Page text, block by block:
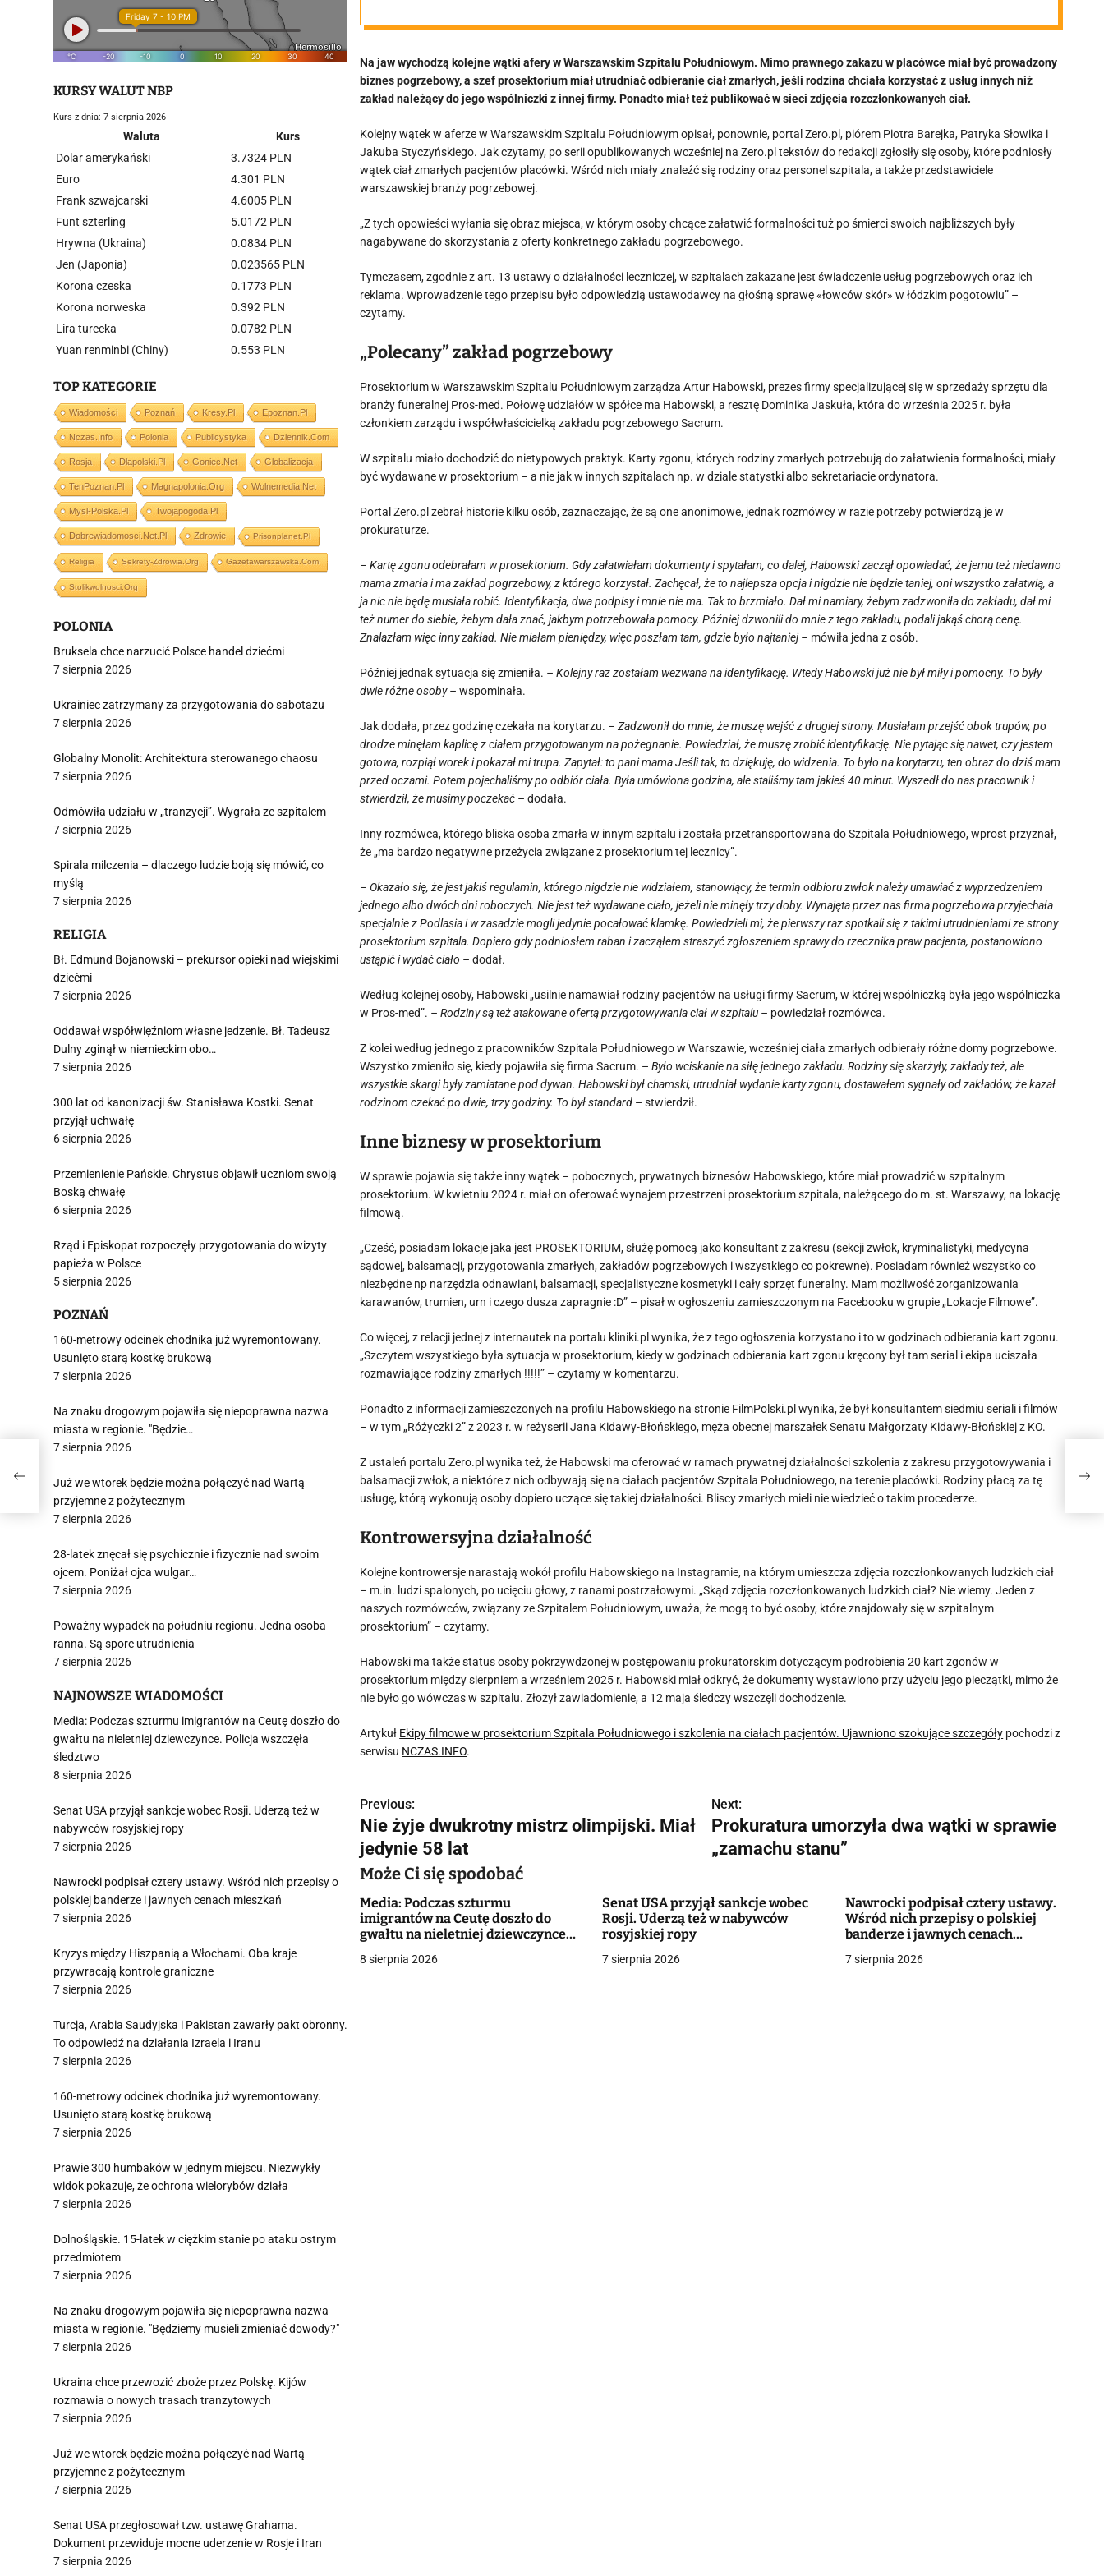
Na jaw wychodzą kolejne wątki afery w Warszawskim Szpitalu Południowym. Mimo prawnego zakazu w placówce miał być prowadzony
biznes pogrzebowy, a szef prosektorium miał utrudniać odbieranie ciał zmarłych, jeśli rodzina chciała korzystać z usług innych niż
zakład należący do jego wspólniczki z innej firmy. Ponadto miał też publikować w sieci zdjęcia rozczłonkowanych ciał.
Kolejny wątek w aferze w Warszawskim Szpitalu Południowym opisał, ponownie, portal Zero.pl, piórem Piotra Barejka, Patryka Słowika i
Jakuba Styczyńskiego. Jak czytamy, po serii opublikowanych wcześniej na Zero.pl tekstów do redakcji zgłosiły się osoby, które podniosły
wątek ciał zmarłych pacjentów placówki. Wśród nich miały znaleźć się rodziny oraz personel szpitala, a także przedstawiciele
warszawskiej branży pogrzebowej.
„Z tych opowieści wyłania się obraz miejsca, w którym osoby chcące załatwić formalności tuż po śmierci swoich najbliższych były
nagabywane do skorzystania z oferty konkretnego zakładu pogrzebowego.
Tymczasem, zgodnie z art. 13 ustawy o działalności leczniczej, w szpitalach zakazane jest świadczenie usług pogrzebowych oraz ich
reklama. Wprowadzenie tego przepisu było odpowiedzią ustawodawcy na głośną sprawę «łowców skór» w łódzkim pogotowiu” –
czytamy.
„Polecany” zakład pogrzebowy
Prosektorium w Warszawskim Szpitalu Południowym zarządza Artur Habowski, prezes firmy specjalizującej się w sprzedaży sprzętu dla
branży funeralnej Pros-med. Połowę udziałów w spółce ma Habowski, a resztę Dominika Jaskuła, która do września 2025 r. była
członkiem zarządu i współwłaścicielką zakładu pogrzebowego Sacrum.
W szpitalu miało dochodzić do nietypowych praktyk. Karty zgonu, których rodziny zmarłych potrzebują do załatwienia formalności, miały
być wydawane w prosektorium – a nie jak w innych szpitalach np. w dziale statystki albo sekretariacie ordynatora.
Portal Zero.pl zebrał historie kilku osób, zaznaczając, że są one anonimowe, jednak rozmówcy w razie potrzeby potwierdzą je w
prokuraturze.
– Kartę zgonu odebrałam w prosektorium. Gdy załatwiałam dokumenty i spytałam, co dalej, Habowski zaczął opowiadać, że jemu też niedawno
mama zmarła i ma zakład pogrzebowy, z którego korzystał. Zachęcał, że to najlepsza opcja i nigdzie nie będzie taniej, oni wszystko załatwią, a
ja nic nie będę musiała robić. Identyfikacja, dwa podpisy i mnie nie ma. Tak to brzmiało. Dał mi namiary, żebym zadzwoniła do zakładu, dał mi
też numer do siebie, żebym dała znać, jakbym potrzebowała pomocy. Później dzwonili do mnie z tego zakładu, podali jakąś chorą cenę.
Znalazłam więc inny zakład. Nie miałam pieniędzy, więc poszłam tam, gdzie było najtaniej – mówiła jedna z osób.
Później jednak sytuacja się zmieniła. – Kolejny raz zostałam wezwana na identyfikację. Wtedy Habowski już nie był miły i pomocny. To były
dwie różne osoby – wspominała.
Jak dodała, przez godzinę czekała na korytarzu. – Zadzwonił do mnie, że muszę wejść z drugiej strony. Musiałam przejść obok trupów, po
drodze minęłam kaplicę z ciałem przygotowanym na pożegnanie. Powiedział, że muszę zrobić identyfikację. Nie pytając się nawet, czy jestem
gotowa, rozpiął worek i pokazał mi trupa. Zapytał: to pani mama Jeśli tak, to dziękuję, do widzenia. To było na korytarzu, ten obraz do dziś mam
przed oczami. Potem pojechaliśmy po odbiór ciała. Była umówiona godzina, ale staliśmy tam jakieś 40 minut. Wyszedł do nas pracownik i
stwierdził, że musimy poczekać – dodała.
Inny rozmówca, którego bliska osoba zmarła w innym szpitalu i została przetransportowana do Szpitala Południowego, wprost przyznał,
że „ma bardzo negatywne przeżycia związane z prosektorium tej lecznicy”.
– Okazało się, że jest jakiś regulamin, którego nigdzie nie widziałem, stanowiący, że termin odbioru zwłok należy umawiać z wyprzedzeniem
jednego albo dwóch dni roboczych. Nie jest też wydawane ciało, jeżeli nie minęły trzy doby. Wynajęta przez nas firma pogrzebowa przyjechała
specjalnie z Podlasia i w zasadzie mogli jedynie pocałować klamkę. Powiedzieli mi, że pierwszy raz spotkali się z takimi utrudnieniami ze strony
prosektorium szpitala. Dopiero gdy podniosłem raban i zacząłem straszyć zgłoszeniem sprawy do rzecznika praw pacjenta, postanowiono
ustąpić i wydać ciało – dodał.
Według kolejnej osoby, Habowski „usilnie namawiał rodziny pacjentów na usługi firmy Sacrum, w której wspólniczką była jego wspólniczka
w Pros-med”. – Rodziny są też atakowane ofertą przygotowywania ciał w szpitalu – powiedział rozmówca.
Z kolei według jednego z pracowników Szpitala Południowego w Warszawie, wcześniej ciała zmarłych odbierały różne domy pogrzebowe.
Wszystko zmieniło się, kiedy pojawiła się firma Sacrum. – Było wciskanie na siłę jednego zakładu. Rodziny się skarżyły, zakłady też, ale
wszystkie skargi były zamiatane pod dywan. Habowski był chamski, utrudniał wydanie karty zgonu, dostawałem sygnały od zakładów, że kazał
rodzinom czekać po dwie, trzy godziny. To był standard – stwierdził.
Inne biznesy w prosektorium
W sprawie pojawia się także inny wątek – pobocznych, prywatnych biznesów Habowskiego, które miał prowadzić w szpitalnym
prosektorium. W kwietniu 2024 r. miał on oferować wynajem przestrzeni prosektorium szpitala, należącego do m. st. Warszawy, na lokację
filmową.
„Cześć, posiadam lokacje jaka jest PROSEKTORIUM, służę pomocą jako konsultant z zakresu (sekcji zwłok, kryminalistyki, medycyna
sądowej, balsamacji, przygotowania zmarłych, zakładów pogrzebowych i wszystkiego co pokrewne). Posiadam również wszystko co
niezbędne np narzędzia odnawiani, balsamacji, specjalistyczne kosmetyki i cały sprzęt funeralny. Mam możliwość zorganizowania
karawanów, trumien, urn i czego dusza zapragnie :D” – pisał w ogłoszeniu zamieszczonym na Facebooku w grupie „Lokacje Filmowe”.
Co więcej, z relacji jednej z internautek na portalu kliniki.pl wynika, że z tego ogłoszenia korzystano i to w godzinach odbierania kart zgonu.
„Szczytem wszystkiego była sytuacja w prosektorium, kiedy w godzinach odbierania kart zgonu kręcony był tam serial i ekipa uciszała
rozmawiające rodziny zmarłych !!!!!” – czytamy w komentarzu.
Ponadto z informacji zamieszczonych na profilu Habowskiego na stronie FilmPolski.pl wynika, że był konsultantem siedmiu seriali i filmów
– w tym „Różyczki 2” z 2023 r. w reżyserii Jana Kidawy-Błońskiego, męża obecnej marszałek Senatu Małgorzaty Kidawy-Błońskiej z KO.
Z ustaleń portalu Zero.pl wynika też, że Habowski ma oferować w ramach prywatnej działalności szkolenia z zakresu przygotowywania i
balsamacji zwłok, a niektóre z nich odbywają się na ciałach pacjentów Szpitala Południowego, na terenie placówki. Rodziny płacą za tę
usługę, którą wykonują osoby dopiero uczące się takiej działalności. Bliscy zmarłych mieli nie wiedzieć o takim procederze.
Kontrowersyjna działalność
Kolejne kontrowersje narastają wokół profilu Habowskiego na Instagramie, na którym umieszcza zdjęcia rozczłonkowanych ludzkich ciał
– m.in. ludzi spalonych, po ucięciu głowy, z ranami postrzałowymi. „Skąd zdjęcia rozczłonkowanych ludzkich ciał? Nie wiemy. Jeden z
naszych rozmówców, związany ze Szpitalem Południowym, uważa, że mogą to być osoby, które znajdowały się w szpitalnym
prosektorium” – czytamy.
Habowski ma także status osoby pokrzywdzonej w postępowaniu prokuratorskim dotyczącym podrobienia 20 kart zgonów w
prosektorium między sierpniem a wrześniem 2025 r. Habowski miał odkryć, że dokumenty wystawiono przy użyciu jego pieczątki, mimo że
nie było go wówczas w szpitalu. Złożył zawiadomienie, a 12 maja śledczy wszczęli dochodzenie.
Artykuł Ekipy filmowe w prosektorium Szpitala Południowego i szkolenia na ciałach pacjentów. Ujawniono szokujące szczegóły pochodzi z
serwisu NCZAS.INFO.
N
a
w
i
g
a
Previous:
Nie żyje dwukrotny mistrz olimpijski. Miał
jedynie 58 lat
Next:
Prokuratura umorzyła dwa wątki w sprawie
„zamachu stanu”
Może Ci się spodobać
Media: Podczas szturmu
imigrantów na Ceutę doszło do
gwałtu na nieletniej dziewczynce.
8 sierpnia 2026
Senat USA przyjął sankcje wobec
Rosji. Uderzą też w nabywców
rosyjskiej ropy
7 sierpnia 2026
Nawrocki podpisał cztery ustawy.
Wśród nich przepisy o polskiej
banderze i jawnych cenach
7 sierpnia 2026
KURSY WALUT NBP
Kurs z dnia: 7 sierpnia 2026
Waluta
Kurs
Dolar amerykański
3.7324 PLN
Euro
4.301 PLN
Frank szwajcarski
4.6005 PLN
Funt szterling
5.0172 PLN
Hrywna (Ukraina)
0.0834 PLN
Jen (Japonia)
0.023565 PLN
Korona czeska
0.1773 PLN
Korona norweska
0.392 PLN
Lira turecka
0.0782 PLN
Yuan renminbi (Chiny)
0.553 PLN
TOP KATEGORIE
Wiadomości Poznań Kresy.pl Epoznan.pl
Nczas.info Polonia Publicystyka Dziennik.com
Rosja Dlapolski.pl Goniec.net Globalizacja
TenPoznan.pl Magnapolonia.org Wolnemedia.net
Mysl-Polska.pl Twojapogoda.pl
Dobrewiadomosci.net.pl Zdrowie Prisonplanet.pl
Religia Sekrety-Zdrowia.org Gazetawarszawska.com
Stolikwolnosci.org
POLONIA
Bruksela chce narzucić Polsce handel dziećmi
7 sierpnia 2026
Ukrainiec zatrzymany za przygotowania do sabotażu
7 sierpnia 2026
Globalny Monolit: Architektura sterowanego chaosu
7 sierpnia 2026
Odmówiła udziału w „tranzycji”. Wygrała ze szpitalem
7 sierpnia 2026
Spirala milczenia – dlaczego ludzie boją się mówić, co
myślą
7 sierpnia 2026
RELIGIA
Bł. Edmund Bojanowski – prekursor opieki nad wiejskimi
dziećmi
7 sierpnia 2026
Oddawał współwięźniom własne jedzenie. Bł. Tadeusz
Dulny zginął w niemieckim obo…
7 sierpnia 2026
300 lat od kanonizacji św. Stanisława Kostki. Senat
przyjął uchwałę
6 sierpnia 2026
Przemienienie Pańskie. Chrystus objawił uczniom swoją
Boską chwałę
6 sierpnia 2026
Rząd i Episkopat rozpoczęły przygotowania do wizyty
papieża w Polsce
5 sierpnia 2026
POZNAŃ
160-metrowy odcinek chodnika już wyremontowany.
Usunięto starą kostkę brukową
7 sierpnia 2026
Na znaku drogowym pojawiła się niepoprawna nazwa
miasta w regionie. "Będzie…
7 sierpnia 2026
Już we wtorek będzie można połączyć nad Wartą
przyjemne z pożytecznym
7 sierpnia 2026
28-latek znęcał się psychicznie i fizycznie nad swoim
ojcem. Poniżał ojca wulgar…
7 sierpnia 2026
Poważny wypadek na południu regionu. Jedna osoba
ranna. Są spore utrudnienia
7 sierpnia 2026
NAJNOWSZE WIADOMOŚCI
Media: Podczas szturmu imigrantów na Ceutę doszło do
gwałtu na nieletniej dziewczynce. Policja wszczęła
śledztwo
8 sierpnia 2026
Senat USA przyjął sankcje wobec Rosji. Uderzą też w
nabywców rosyjskiej ropy
7 sierpnia 2026
Nawrocki podpisał cztery ustawy. Wśród nich przepisy o
polskiej banderze i jawnych cenach mieszkań
7 sierpnia 2026
Kryzys między Hiszpanią a Włochami. Oba kraje
przywracają kontrole graniczne
7 sierpnia 2026
Turcja, Arabia Saudyjska i Pakistan zawarły pakt obronny.
To odpowiedź na działania Izraela i Iranu
7 sierpnia 2026
160-metrowy odcinek chodnika już wyremontowany.
Usunięto starą kostkę brukową
7 sierpnia 2026
Prawie 300 humbaków w jednym miejscu. Niezwykły
widok pokazuje, że ochrona wielorybów działa
7 sierpnia 2026
Dolnośląskie. 15-latek w ciężkim stanie po ataku ostrym
przedmiotem
7 sierpnia 2026
Na znaku drogowym pojawiła się niepoprawna nazwa
miasta w regionie. "Będziemy musieli zmieniać dowody?"
7 sierpnia 2026
Ukraina chce przewozić zboże przez Polskę. Kijów
rozmawia o nowych trasach tranzytowych
7 sierpnia 2026
Już we wtorek będzie można połączyć nad Wartą
przyjemne z pożytecznym
7 sierpnia 2026
Senat USA przegłosował tzw. ustawę Grahama.
Dokument przewiduje mocne uderzenie w Rosje i Iran
7 sierpnia 2026